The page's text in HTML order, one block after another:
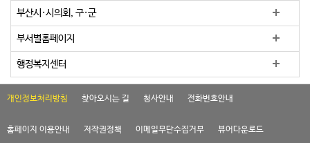
부산시·시의회, 구·군
부서별홈페이지
행정복지센터
개인정보처리방침 찾아오시는 길 청사안내 전화번호안내
홈페이지 이용안내 저작권정책 이메일무단수집거부 뷰어다운로드